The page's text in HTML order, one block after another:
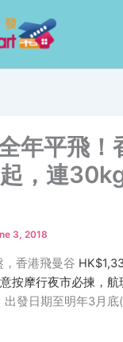
年平飛！
，連
3, 2018
香港飛曼谷
按摩行夜市必揀，
出發日期至明年3月底